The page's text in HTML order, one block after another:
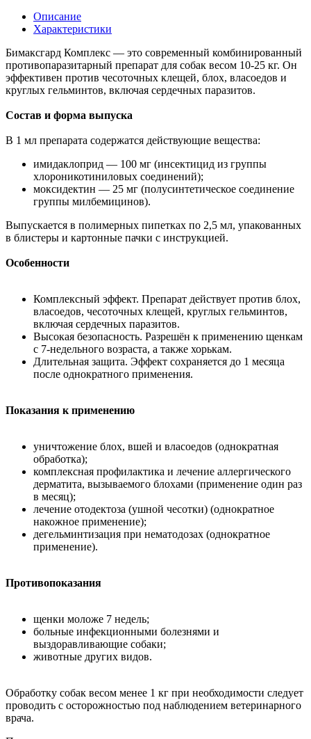
Описание
Характеристики
Бимаксгард Комплекс — это современный комбинированный
противопаразитарный препарат для собак весом 10-25 кг. Он
эффективен против чесоточных клещей, блох, власоедов и
круглых гельминтов, включая сердечных паразитов.
Состав и форма выпуска
В 1 мл препарата содержатся действующие вещества:
имидаклоприд — 100 мг (инсектицид из группы
хлороникотиниловых соединений);
моксидектин — 25 мг (полусинтетическое соединение
группы милбемицинов).
Выпускается в полимерных пипетках по 2,5 мл, упакованных
в блистеры и картонные пачки с инструкцией.
Особенности
Комплексный эффект. Препарат действует против блох,
власоедов, чесоточных клещей, круглых гельминтов,
включая сердечных паразитов.
Высокая безопасность. Разрешён к применению щенкам
с 7-недельного возраста, а также хорькам.
Длительная защита. Эффект сохраняется до 1 месяца
после однократного применения.
Показания к применению
уничтожение блох, вшей и власоедов (однократная
обработка);
комплексная профилактика и лечение аллергического
дерматита, вызываемого блохами (применение один раз
в месяц);
лечение отодектоза (ушной чесотки) (однократное
накожное применение);
дегельминтизация при нематодозах (однократное
применение).
Противопоказания
щенки моложе 7 недель;
больные инфекционными болезнями и
выздоравливающие собаки;
животные других видов.
Обработку собак весом менее 1 кг при необходимости следует
проводить с осторожностью под наблюдением ветеринарного
врача.